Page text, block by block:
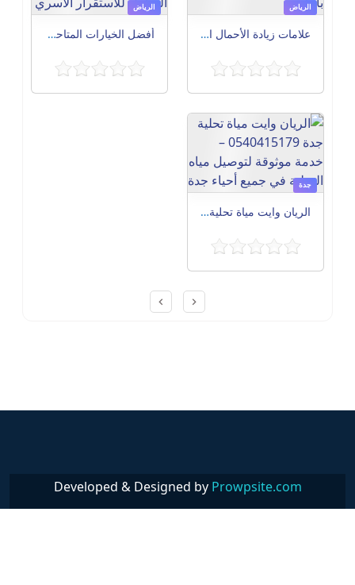
الرياض
علامات زيادة الأحمال الكهربائية في المنزل وطريقة توزيع الأجهزة بأمان
الرياض
أفضل الخيارات المتاحة لاستقدام العمالة المنزلية في العاصمة: دليلك الشامل للاستقرار الأسري
جدة
الريان وايت مياة تحلية جدة 0540415179 – خدمة موثوقة لتوصيل مياه التحلية في جميع أحياء جدة
Developed & Designed by Prowpsite.com